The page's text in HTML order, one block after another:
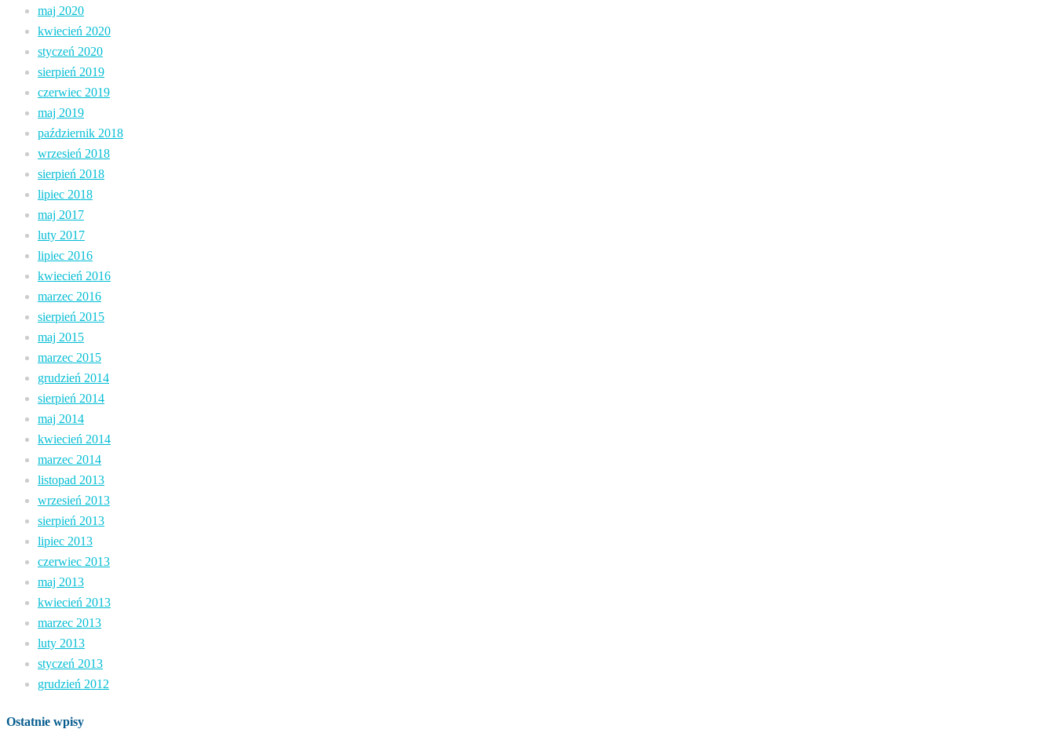
maj 2020
kwiecień 2020
styczeń 2020
sierpień 2019
czerwiec 2019
maj 2019
październik 2018
wrzesień 2018
sierpień 2018
lipiec 2018
maj 2017
luty 2017
lipiec 2016
kwiecień 2016
marzec 2016
sierpień 2015
maj 2015
marzec 2015
grudzień 2014
sierpień 2014
maj 2014
kwiecień 2014
marzec 2014
listopad 2013
wrzesień 2013
sierpień 2013
lipiec 2013
czerwiec 2013
maj 2013
kwiecień 2013
marzec 2013
luty 2013
styczeń 2013
grudzień 2012
Ostatnie wpisy